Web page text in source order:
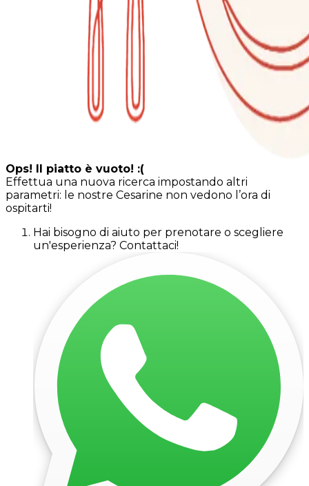
Ops! Il piatto è vuoto! :(
Effettua una nuova ricerca impostando altri
parametri: le nostre Cesarine non vedono l’ora di
ospitarti!
Hai bisogno di aiuto per prenotare o scegliere
un'esperienza? Contattaci!